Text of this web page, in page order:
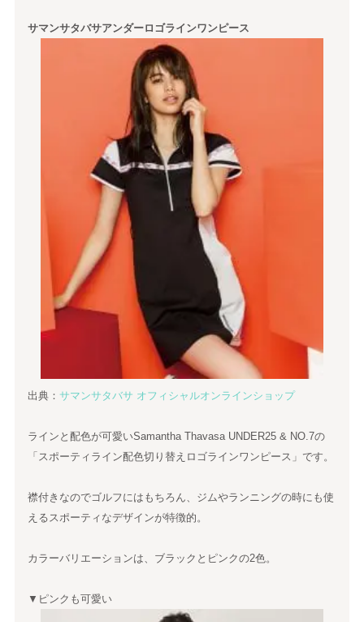
サマンサタバサアンダーロゴラインワンピース
出典：サマンサタバサ オフィシャルオンラインショップ
ラインと配色が可愛いSamantha Thavasa UNDER25 & NO.7の
「スポーティライン配色切り替えロゴラインワンピース」です。
襟付きなのでゴルフにはもちろん、ジムやランニングの時にも使
えるスポーティなデザインが特徴的。
カラーバリエーションは、ブラックとピンクの2色。
▼ピンクも可愛い